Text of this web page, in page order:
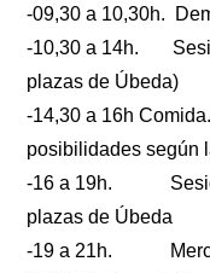
-09,30 a 10,30h.
-10,30 a 14h.
plazas de Úbeda)
-14,30 a 16h
posibilidades
-16 a 19h. Sesión
plazas de Úbeda
-19 a 21h.